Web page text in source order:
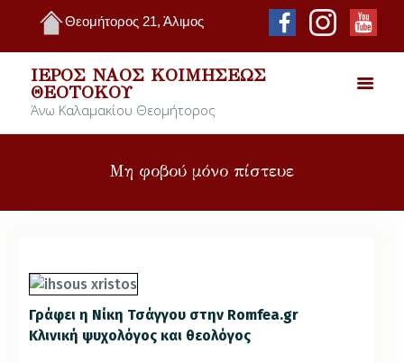
Θεομήτορος 21, Άλιμος
ΙΕΡΌΣ ΝΑΌΣ ΚΟΙΜΉΣΕΩΣ
ΘΕΟΤΌΚΟΥ
Άνω Καλαμακίου Θεομήτορος
Μη φοβού μόνο πίστευε
Γράφει η Νίκη Τσάγγου στην Romfea.gr
Κλινική ψυχολόγος και θεολόγος